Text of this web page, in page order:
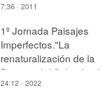
7:36 · 2011
1º Jornada Paisajes
Imperfectos."La
renaturalización de la
Devesa del Saler José
Miralles y Felipe
24:12 · 2022